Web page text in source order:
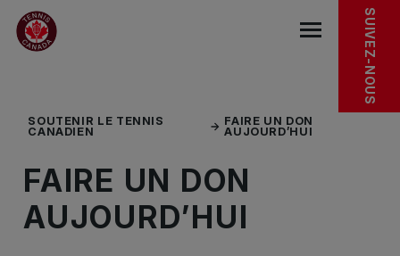
Sauter au menu principal
Sauter au contenu principal
Sauter au pied de page
DONNER EST LE PREMIER SERVICE
REJOIGNEZ-NOUS SUIVEZ-NOUS
SOUTENIR LE TENNIS
CANADIEN
FAIRE UN DON
AUJOURD’HUI
FAIRE UN DON
AUJOURD’HUI